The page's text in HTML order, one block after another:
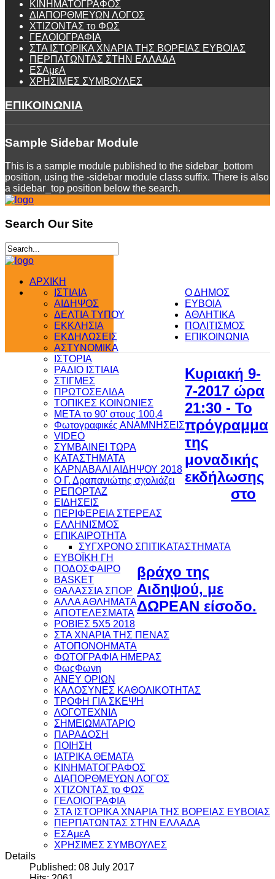
ΚΙΝΗΜΑΤΟΓΡΑΦΟΣ
ΔΙΑΠΟΡΘΜΕΥΩΝ ΛΟΓΟΣ
ΧΤΙΖΟΝΤΑΣ το ΦΩΣ
ΓΕΛΟΙΟΓΡΑΦΙΑ
ΣΤΑ ΙΣΤΟΡΙΚΑ ΧΝΑΡΙΑ ΤΗΣ ΒΟΡΕΙΑΣ ΕΥΒΟΙΑΣ
ΠΕΡΠΑΤΩΝΤΑΣ ΣΤΗΝ ΕΛΛΑΔΑ
ΕΣΑμεΑ
ΧΡΗΣΙΜΕΣ ΣΥΜΒΟΥΛΕΣ
ΕΠΙΚΟΙΝΩΝΙΑ
Sample Sidebar Module
This is a sample module published to the sidebar_bottom
position, using the -sidebar module class suffix. There is also
a sidebar_top position below the search.
Search Our Site
ΑΡΧΙΚΗ
Ο ΔΗΜΟΣ
ΙΣΤΙΑΙΑ
ΑΙΔΗΨΟΣ
ΔΕΛΤΙΑ ΤΥΠΟΥ
ΕΚΚΛΗΣΙΑ
ΕΚΔΗΛΩΣΕΙΣ
ΑΣΤΥΝΟΜΙΚΑ
ΙΣΤΟΡΙΑ
ΡΑΔΙΟ ΙΣΤΙΑΙΑ
ΣΤΙΓΜΕΣ
ΠΡΩΤΟΣΕΛΙΔΑ
ΤΟΠΙΚΕΣ ΚΟΙΝΩΝΙΕΣ
ΜΕΤΑ το 90' στους 100,4
Φωτογραφικές ΑΝΑΜΝΗΣΕΙΣ
VIDEO
ΣΥΜΒΑΙΝΕΙ ΤΩΡΑ
ΚΑΤΑΣΤΗΜΑΤΑ
ΚΑΡΝΑΒΑΛΙ ΑΙΔΗΨΟΥ 2018
Ο Γ. Δραπανιώτης σχολιάζει
ΡΕΠΟΡΤΑΖ
ΕΥΒΟΙΑ
ΕΙΔΗΣΕΙΣ
ΠΕΡΙΦΕΡΕΙΑ ΣΤΕΡΕΑΣ
ΕΛΛΗΝΙΣΜΟΣ
ΕΠΙΚΑΙΡΟΤΗΤΑ
ΚΑΤΑΣΤΗΜΑΤΑ
ΣΥΓΧΡΟΝΟ ΣΠΙΤΙ
ΕΥΒΟΪΚΗ ΓΗ
ΑΘΛΗΤΙΚΑ
ΠΟΔΟΣΦΑΙΡΟ
BASKET
ΘΑΛΑΣΣΙΑ ΣΠΟΡ
ΑΛΛΑ ΑΘΛΗΜΑΤΑ
ΑΠΟΤΕΛΕΣΜΑΤΑ
ΡΟΒΙΕΣ 5Χ5 2018
ΠΟΛΙΤΙΣΜΟΣ
ΣΤΑ ΧΝΑΡΙΑ ΤΗΣ ΠΕΝΑΣ
ΑΤΟΠΟΝΟΗΜΑΤΑ
ΦΩΤΟΓΡΑΦΙΑ ΗΜΕΡΑΣ
ΦωςΦωνη
ANEY ΟΡΙΩΝ
ΚΑΛΟΣΥΝΕΣ ΚΑΘΟΛΙΚΟΤΗΤΑΣ
ΤΡΟΦΗ ΓΙΑ ΣΚΕΨΗ
ΛΟΓΟΤΕΧΝΙΑ
ΣΗΜΕΙΩΜΑΤΑΡΙΟ
ΠΑΡΑΔΟΣΗ
ΠΟΙΗΣΗ
ΙΑΤΡΙΚΑ ΘΕΜΑΤΑ
ΚΙΝΗΜΑΤΟΓΡΑΦΟΣ
ΔΙΑΠΟΡΘΜΕΥΩΝ ΛΟΓΟΣ
ΧΤΙΖΟΝΤΑΣ το ΦΩΣ
ΓΕΛΟΙΟΓΡΑΦΙΑ
ΣΤΑ ΙΣΤΟΡΙΚΑ ΧΝΑΡΙΑ ΤΗΣ ΒΟΡΕΙΑΣ ΕΥΒΟΙΑΣ
ΠΕΡΠΑΤΩΝΤΑΣ ΣΤΗΝ ΕΛΛΑΔΑ
ΕΣΑμεΑ
ΧΡΗΣΙΜΕΣ ΣΥΜΒΟΥΛΕΣ
ΕΠΙΚΟΙΝΩΝΙΑ
Κυριακή 9-
7-2017 ώρα
21:30 - Το
πρόγραμμα
της
μοναδικής
εκδήλωσης
στο
βράχο της
Αιδηψού, με
ΔΩΡΕΑΝ είσοδο.
Details
Published: 08 July 2017